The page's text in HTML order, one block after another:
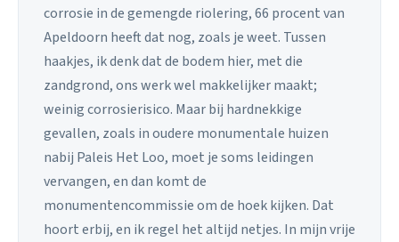
corrosie in de gemengde riolering, 66 procent van
Apeldoorn heeft dat nog, zoals je weet. Tussen
haakjes, ik denk dat de bodem hier, met die
zandgrond, ons werk wel makkelijker maakt;
weinig corrosierisico. Maar bij hardnekkige
gevallen, zoals in oudere monumentale huizen
nabij Paleis Het Loo, moet je soms leidingen
vervangen, en dan komt de
monumentencommissie om de hoek kijken. Dat
hoort erbij, en ik regel het altijd netjes. In mijn vrije